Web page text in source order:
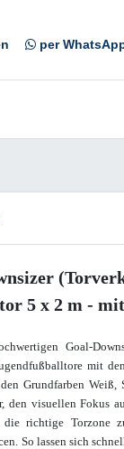
per
5 x 2 m -
Goal-
mit
Grundfarben
den visuellen Fokus
richtige Torzone
So lassen sich